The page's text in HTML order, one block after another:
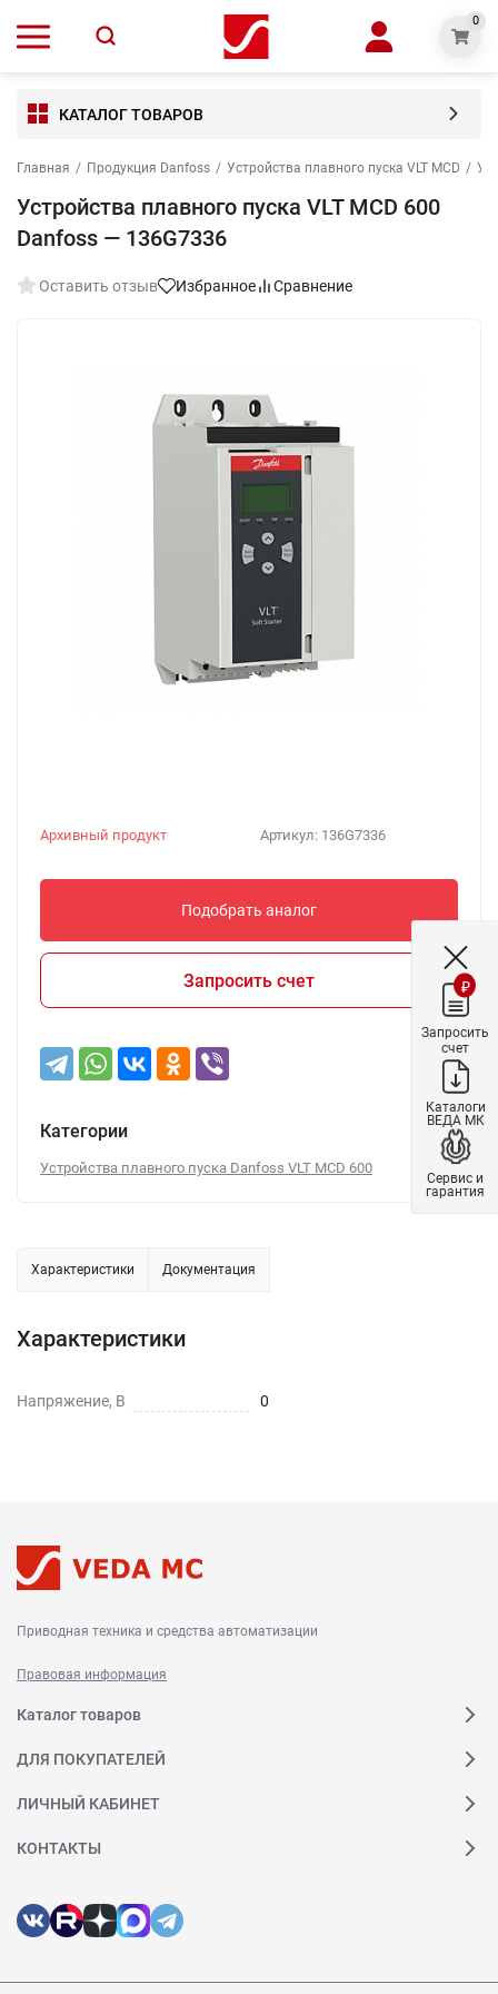
0
КАТАЛОГ ТОВАРОВ
Главная / Продукция Danfoss / Устройства плавного пуска VLT MCD /
Устройства плавного пуска VLT MCD 600
Danfoss — 136G7336
Оставить отзыв Избранное Сравнение
Артикул: 136G7336
Архивный продукт
Подобрать аналог
Запросить счет
Категории
Устройства плавного пуска Danfoss VLT MCD 600
Характеристики Документация
Характеристики
Напряжение, В 0
Приводная техника и средства автоматизации
Правовая информация
Каталог товаров
ДЛЯ ПОКУПАТЕЛЕЙ
ЛИЧНЫЙ КАБИНЕТ
КОНТАКТЫ
₽
Запросить
счет
Каталоги
ВЕДА МК
Сервис и
гарантия